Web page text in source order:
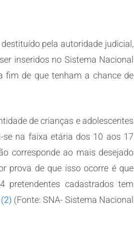
pela autoridade judicial,
inseridos no Sistema Nacional
fim de que tenham a chance de
de crianças e adolescentes
se na faixa etária dos 10 aos 17
corresponde ao mais desejado
prova de que isso ocorre é que
pretendentes cadastrados tem
(2) (Fonte: SNA- Sistema Nacional